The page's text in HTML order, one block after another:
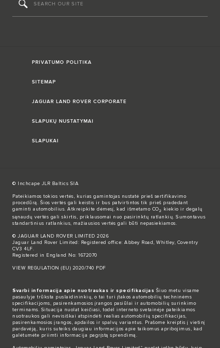
PRIVATUMO POLITIKA
SITEMAP
JAGUAR LAND ROVER CORPORATE
SLAPUKŲ NUSTATYMAI
SLAPUKAI
© Inchcape JLR Baltics SIA
Pateikiamos tokios vertės, kurias gamintojas nustatė prieš sertifikavimo
procedūrą. Šios vertės gali keistis ir bus patvirtintos tik prieš pradedant
gaminti automobilius. Atkreipkite dėmesį, kad išmetamo CO2
kiekio ir degalų
sąnaudų vertės gali skirtis, priklausomai nuo pasirinktų ratlankių. Sumontavus
standartinius ratlankius, mažiausios vertės gali būti nepasiekiamos.
© JAGUAR LAND ROVER LIMITED 2026
Jaguar Land Rover Limited: Registered office: Abbey Road, Whitley, Coventry
CV3 4LF.
Registered in England No: 1672070
VIEW REGULATION (EU) 2020/740 PDF
Svarbi informacija apie nuotraukas ir specifikacijas Šiuo metu visame
pasaulyje trūksta puslaidininkių, o tai turi įtakos automobilių techninėms
specifikacijoms, pasirenkamosios įrangos pasiūlai ir automobilių surinkimo
terminams. Situacija nuolat keičiasi, todėl interneto svetainėje pateikiamos
nuotraukos gali nevisiškai atspindėti realias automobilių specifikacijas,
pasirenkamosios įrangos, apdailos ir spalvų variantus. Prašome kreiptis į vietinį
pardavėją, kuris suteiks daugiau informacijos apie taikomus apribojimus, kad
galėtumėte priimti informacija pagrįstą sprendimą.